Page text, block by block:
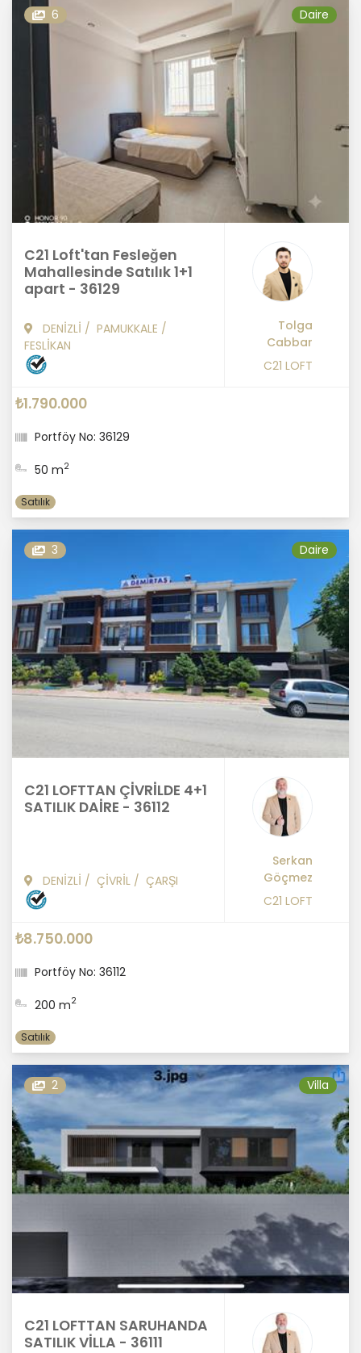
6 Daire
C21 Loft'tan Fesleğen
Mahallesinde Satılık 1+1
apart - 36129
DENİZLİ / PAMUKKALE /
FESLİKAN
Tolga
Cabbar
C21 LOFT
₺1.790.000
Portföy No: 36129
50 m2
Satılık
3 Daire
C21 LOFTTAN ÇİVRİLDE 4+1
SATILIK DAİRE - 36112
DENİZLİ / ÇİVRİL / ÇARŞI
Serkan
Göçmez
C21 LOFT
₺8.750.000
Portföy No: 36112
200 m2
Satılık
2 Villa
C21 LOFTTAN SARUHANDA
SATILIK VİLLA - 36111